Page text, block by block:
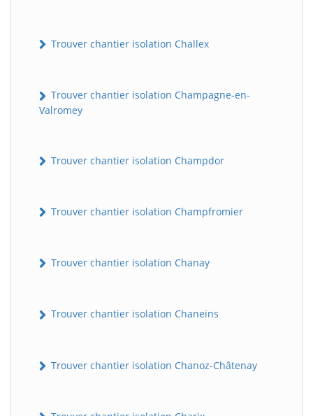
Trouver chantier isolation Challex
Trouver chantier isolation Champagne-en-
Valromey
Trouver chantier isolation Champdor
Trouver chantier isolation Champfromier
Trouver chantier isolation Chanay
Trouver chantier isolation Chaneins
Trouver chantier isolation Chanoz-Châtenay